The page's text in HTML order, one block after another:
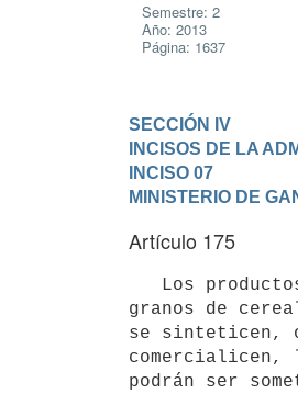
Semestre: 2
Año: 2013
Página: 1637
SECCIÓN IV
INCISOS DE LA
INCISO 07
MINISTERIO DE
Artículo 175
granos de
se sinteticen,
podrán ser